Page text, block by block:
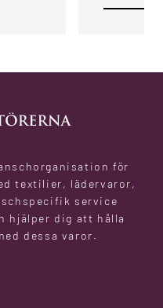
för
textilier, lädervaror,
service
hjälper dig att hålla
dessa varor.